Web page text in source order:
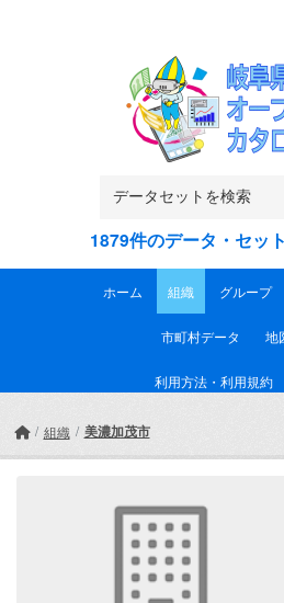
1879件のデータ・セッ
ホーム 組織 グループ
市町村データ 地
利用方法・利用規約
組織 美濃加茂市